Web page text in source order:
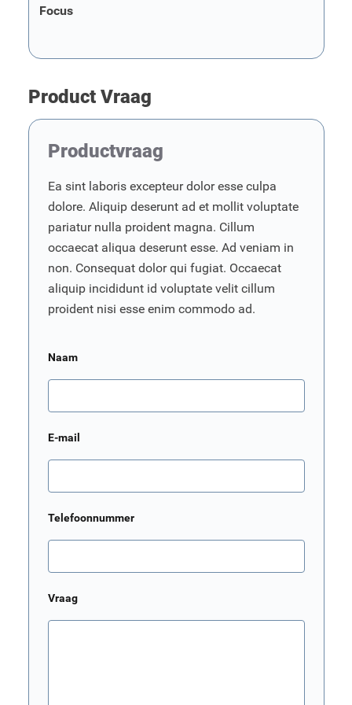
Focus
Product Vraag
Productvraag
Ea sint laboris excepteur dolor esse culpa
dolore. Aliquip deserunt ad et mollit voluptate
pariatur nulla proident magna. Cillum
occaecat aliqua deserunt esse. Ad veniam in
non. Consequat dolor qui fugiat. Occaecat
aliquip incididunt id voluptate velit cillum
proident nisi esse enim commodo ad.
Naam
E-mail
Telefoonnummer
Vraag